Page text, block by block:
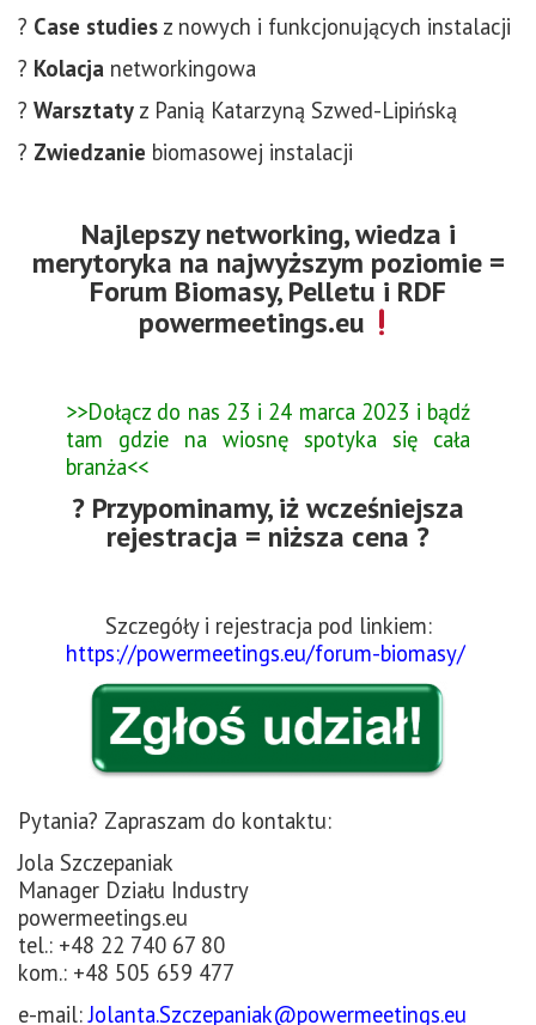
? Case studies z nowych i funkcjonujących instalacji
? Kolacja networkingowa
? Warsztaty z Panią Katarzyną Szwed-Lipińską
? Zwiedzanie biomasowej instalacji
Najlepszy networking, wiedza i
merytoryka na najwyższym poziomie =
Forum Biomasy, Pelletu i RDF
powermeetings.eu
>>Dołącz do nas 23 i 24 marca 2023 i bądź
tam gdzie na wiosnę spotyka się cała
branża<<
? Przypominamy, iż wcześniejsza
rejestracja = niższa cena ?
Szczegóły i rejestracja pod linkiem:
https://powermeetings.eu/forum-biomasy/
Pytania? Zapraszam do kontaktu:
Jola Szczepaniak
Manager Działu Industry
powermeetings.eu
tel.: +48 22 740 67 80
kom.: +48 505 659 477
e-mail:Jolanta.Szczepaniak@powermeetings.eu